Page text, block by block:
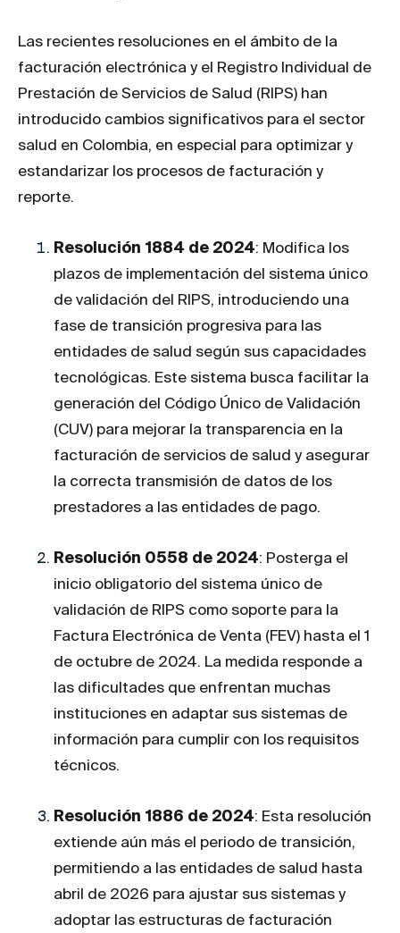
Las recientes resoluciones en el ámbito de la
facturación electrónica y el Registro Individual de
Prestación de Servicios de Salud (RIPS) han
introducido cambios significativos para el sector
salud en Colombia, en especial para optimizar y
estandarizar los procesos de facturación y
reporte.
Resolución 1884 de 2024: Modifica los
plazos de implementación del sistema único
de validación del RIPS, introduciendo una
fase de transición progresiva para las
entidades de salud según sus capacidades
tecnológicas. Este sistema busca facilitar la
generación del Código Único de Validación
(CUV) para mejorar la transparencia en la
facturación de servicios de salud y asegurar
la correcta transmisión de datos de los
prestadores a las entidades de pago​.
Resolución 0558 de 2024: Posterga el
inicio obligatorio del sistema único de
validación de RIPS como soporte para la
Factura Electrónica de Venta (FEV) hasta el 1
de octubre de 2024. La medida responde a
las dificultades que enfrentan muchas
instituciones en adaptar sus sistemas de
información para cumplir con los requisitos
técnicos​.
Resolución 1886 de 2024: Esta resolución
extiende aún más el periodo de transición,
permitiendo a las entidades de salud hasta
abril de 2026 para ajustar sus sistemas y
adoptar las estructuras de facturación